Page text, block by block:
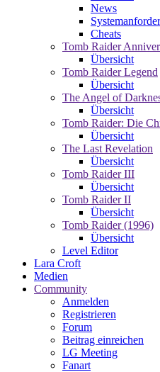
News
Cheats
Tomb Raider
Übersicht
Tomb Raider Legend
Übersicht
The Angel of
Übersicht
Tomb Raider: Die
Übersicht
The Last Revelation
Übersicht
Tomb Raider III
Übersicht
Tomb Raider II
Übersicht
Tomb Raider (1996)
Übersicht
Level Editor
Lara Croft
Medien
Community
Anmelden
Registrieren
Forum
Beitrag einreichen
LG Meeting
Fanart